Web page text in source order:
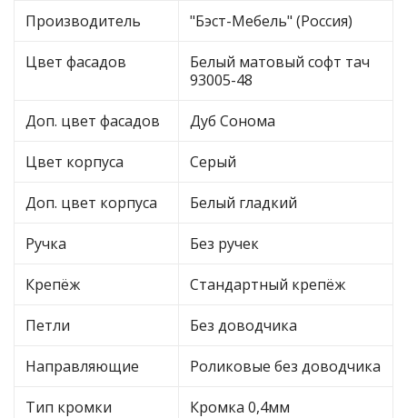
Производитель "Бэст-Мебель" (Россия)
Цвет фасадов
Белый матовый софт тач
93005-48
Доп. цвет фасадов Дуб Сонома
Цвет корпуса Серый
Доп. цвет корпуса Белый гладкий
Ручка Без ручек
Крепёж Стандартный крепёж
Петли Без доводчика
Направляющие Роликовые без доводчика
Тип кромки Кромка 0,4мм